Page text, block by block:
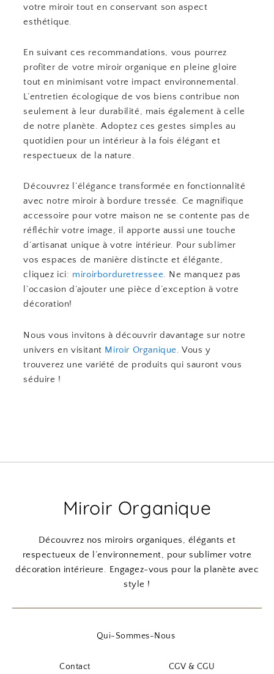
votre miroir tout en conservant son aspect
esthétique.
En suivant ces recommandations, vous pourrez
profiter de votre miroir organique en pleine gloire
tout en minimisant votre impact environnemental.
L’entretien écologique de vos biens contribue non
seulement à leur durabilité, mais également à celle
de notre planète. Adoptez ces gestes simples au
quotidien pour un intérieur à la fois élégant et
respectueux de la nature.
Découvrez l’élégance transformée en fonctionnalité
avec notre miroir à bordure tressée. Ce magnifique
accessoire pour votre maison ne se contente pas de
réfléchir votre image, il apporte aussi une touche
d’artisanat unique à votre intérieur. Pour sublimer
vos espaces de manière distincte et élégante,
cliquez ici: miroirborduretressee. Ne manquez pas
l’occasion d’ajouter une pièce d’exception à votre
décoration!
Nous vous invitons à découvrir davantage sur notre
univers en visitant Miroir Organique. Vous y
trouverez une variété de produits qui sauront vous
séduire !
Miroir Organique
Découvrez nos miroirs organiques, élégants et
respectueux de l’environnement, pour sublimer votre
décoration intérieure. Engagez-vous pour la planète avec
style !
Qui-Sommes-Nous
Contact CGV & CGU